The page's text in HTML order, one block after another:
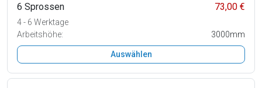
6 Sprossen 73,00 €
4 - 6 Werktage
Arbeitshöhe:
3000mm
Auswählen